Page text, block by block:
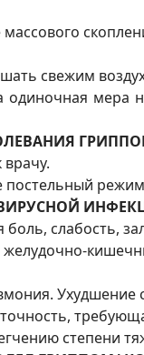
свежим
одиночная
постельный
боль, слабость,
степени